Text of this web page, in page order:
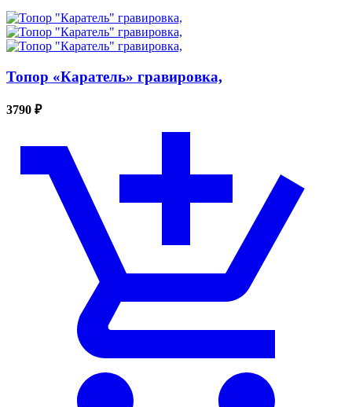
Топор «Каратель» гравировка,
3790 ₽